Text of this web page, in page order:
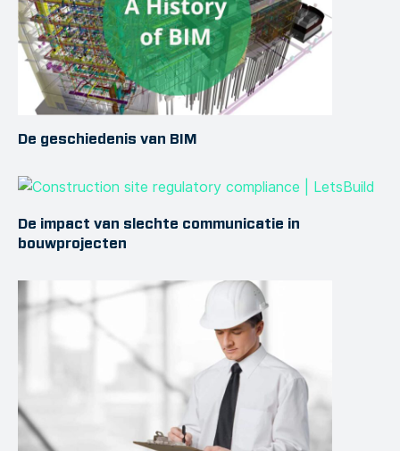
De geschiedenis van BIM
De impact van slechte communicatie in
bouwprojecten